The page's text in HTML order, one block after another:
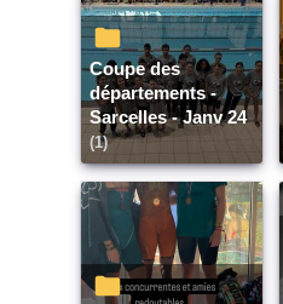
Coupe des
départements -
Sarcelles - Janv 24
(1)